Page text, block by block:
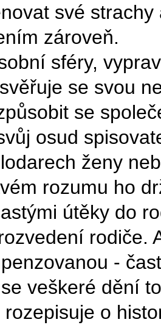
své
zároveň.
sféry,
se svou
se
osud
ženy
rozumu ho
útěky do
rodiče.
-
veškeré dění
o